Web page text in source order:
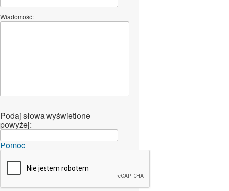
Wiadomość:
Podaj słowa wyświetlone
powyżej:
Pomoc